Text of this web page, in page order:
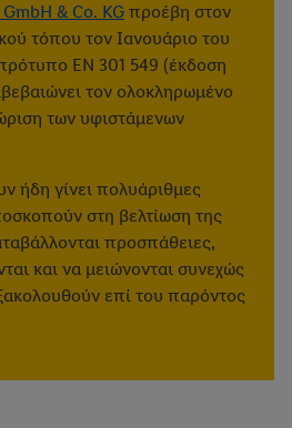
& Co. KG προέβη στον
τόπου τον Ιανουάριο του
EN 301 549 (έκδοση
τον ολοκληρωμένο
των υφιστάμενων
ήδη γίνει πολυάριθμες
στη βελτίωση της
προσπάθειες,
και να μειώνονται συνεχώς
επί του παρόντος